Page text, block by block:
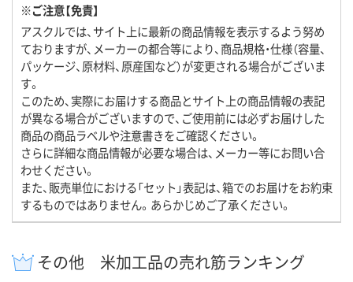
※ご注意【免責】
アスクルでは、サイト上に最新の商品情報を表示するよう努め
ておりますが、メーカーの都合等により、商品規格・仕様（容量、
パッケージ、原材料、原産国など）が変更される場合がございま
す。
このため、実際にお届けする商品とサイト上の商品情報の表記
が異なる場合がございますので、ご使用前には必ずお届けした
商品の商品ラベルや注意書きをご確認ください。
さらに詳細な商品情報が必要な場合は、メーカー等にお問い合
わせください。
また、販売単位における「セット」表記は、箱でのお届けをお約束
するものではありません。あらかじめご了承ください。
その他 米加工品の売れ筋ランキング